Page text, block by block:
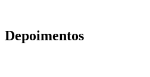
Depoimentos